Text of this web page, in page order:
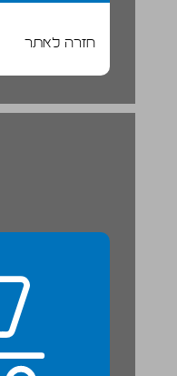
חזרה לאתר